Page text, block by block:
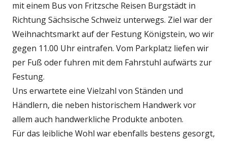
mit einem Bus von Fritzsche Reisen Burgstädt in
Richtung Sächsische Schweiz unterwegs. Ziel war der
Weihnachtsmarkt auf der Festung Königstein, wo wir
gegen 11.00 Uhr eintrafen. Vom Parkplatz liefen wir
per Fuß oder fuhren mit dem Fahrstuhl aufwärts zur
Festung.
Uns erwartete eine Vielzahl von Ständen und
Händlern, die neben historischem Handwerk vor
allem auch handwerkliche Produkte anboten.
Für das leibliche Wohl war ebenfalls bestens gesorgt,